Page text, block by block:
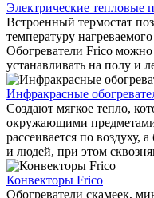
Электрические тепловые
Встроенный термостат
температуру
Обогреватели Frico
устанавливать на полу и
Инфракрасные
Создают мягкое тепло,
окружающими
рассеивается по воздуху,
и людей, при этом
Конвекторы Frico
Обогреватели скамеек,